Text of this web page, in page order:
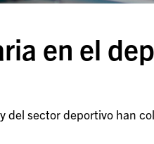
en el
del sector deportivo han